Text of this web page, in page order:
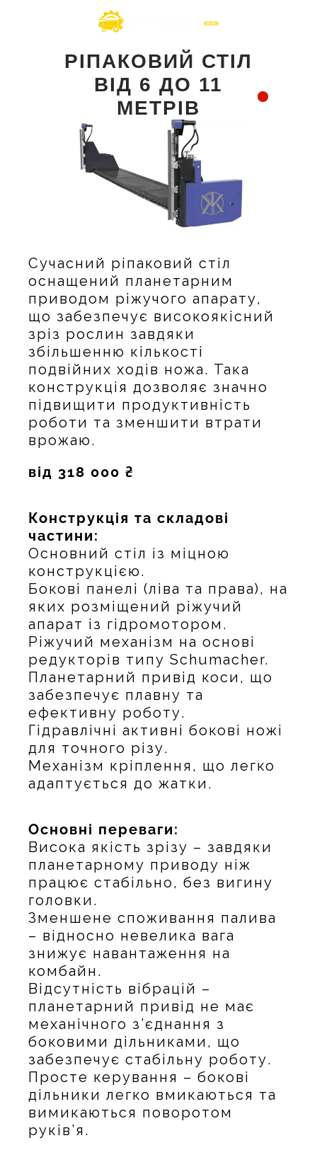
РІПАКОВИЙ СТІЛ
ВІД 6 ДО 11
МЕТРІВ
Сучасний ріпаковий стіл
оснащений планетарним
приводом ріжучого апарату,
що забезпечує високоякісний
зріз рослин завдяки
збільшенню кількості
подвійних ходів ножа. Така
конструкція дозволяє значно
підвищити продуктивність
роботи та зменшити втрати
врожаю.
від 318 000 ₴
Конструкція та складові
частини:
Основний стіл із міцною
конструкцією.
Бокові панелі (ліва та права), на
яких розміщений ріжучий
апарат із гідромотором.
Ріжучий механізм на основі
редукторів типу Schumacher.
Планетарний привід коси, що
забезпечує плавну та
ефективну роботу.
Гідравлічні активні бокові ножі
для точного різу.
Механізм кріплення, що легко
адаптується до жатки.
Основні переваги:
Висока якість зрізу – завдяки
планетарному приводу ніж
працює стабільно, без вигину
головки.
Зменшене споживання палива
– відносно невелика вага
знижує навантаження на
комбайн.
Відсутність вібрацій –
планетарний привід не має
механічного з’єднання з
боковими дільниками, що
забезпечує стабільну роботу.
Просте керування – бокові
дільники легко вмикаються та
вимикаються поворотом
руків’я.